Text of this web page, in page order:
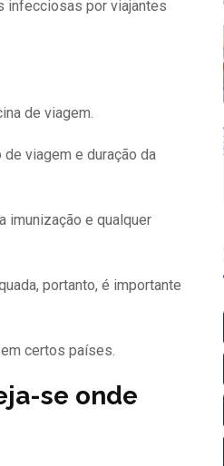
infecciosas por viajantes
de viagem.
viagem e duração da
imunização e qualquer
portanto, é importante
certos países.
se onde